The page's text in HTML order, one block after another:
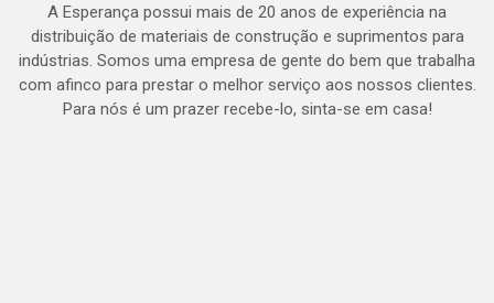
A Esperança possui mais de 20 anos de experiência na
distribuição de materiais de construção e suprimentos para
indústrias. Somos uma empresa de gente do bem que trabalha
com afinco para prestar o melhor serviço aos nossos clientes.
Para nós é um prazer recebe-lo, sinta-se em casa!